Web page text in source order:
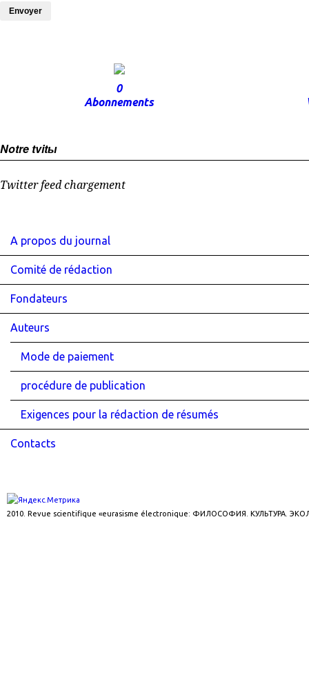
Envoyer
0
Abonnements
Notre tvitы
Twitter feed chargement
A propos du journal
Comité de rédaction
Fondateurs
Auteurs
Mode de paiement
procédure de publication
Exigences pour la rédaction de résumés
Contacts
2010. Revue scientifique «eurasisme électronique: ФИЛОСОФИЯ. КУЛЬТУРА.